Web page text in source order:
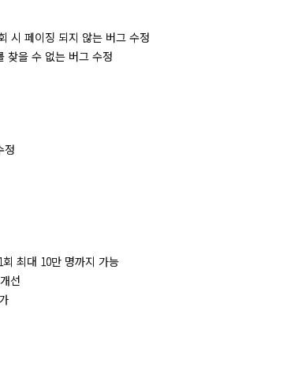
시 페이징 되지 않는 버그 수정
찾을 수 없는 버그 수정
정
최대 10만 명까지 가능
선